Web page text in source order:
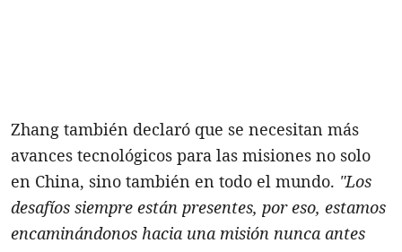
Zhang también declaró que se necesitan más
avances tecnológicos para las misiones no solo
en China, sino también en todo el mundo. "Los
desafíos siempre están presentes, por eso, estamos
encaminándonos hacia una misión nunca antes